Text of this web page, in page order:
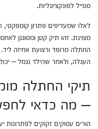
סטייל לפונקציונליות.
לאלו שמעדיפים פתרון
מצוינת. זהו תיק קטן ומסוגנן
החתלה מרופד ורצועת אחיזה ליד.
העגלה, ולאחר שהילד נגמל –
תיקי החתלה
– מה כדאי
הורים עסוקים זקוקים לפתרונות